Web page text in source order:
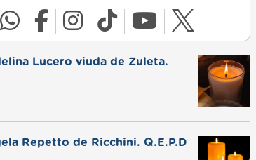
Lucero viuda de Zuleta.
Repetto de Ricchini. Q.E.P.D